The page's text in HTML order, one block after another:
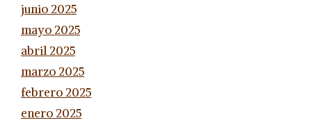
junio 2025
mayo 2025
abril 2025
marzo 2025
febrero 2025
enero 2025